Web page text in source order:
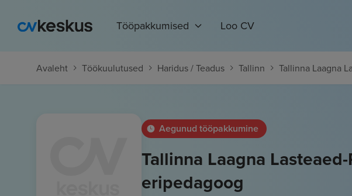
Tööpakkumised Loo CV
Avaleht Töökuulutused Haridus / Teadus Tallinn Tallinna Laagna
Aegunud tööpakkumine
Tallinna Laagna
eripedagoog